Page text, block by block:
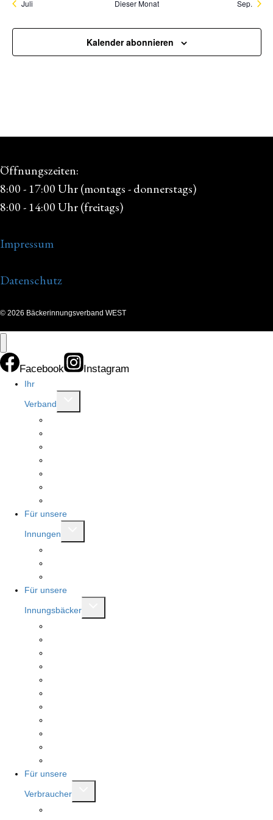
Juli Dieser Monat Sep.
Kalender abonnieren
Öffnungszeiten:
8:00 - 17:00 Uhr (montags - donnerstags)
8:00 - 14:00 Uhr (freitags)
Impressum
Datenschutz
© 2026 Bäckerinnungsverband WEST
Facebook Instagram
Ihr
Verband
umschalten
Für unsere
Innungen
umschalten
Für unsere
Innungsbäcker
umschalten
Für unsere
Verbraucher
umschalten